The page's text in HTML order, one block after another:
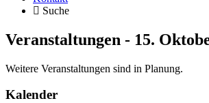
Suche
Veranstaltungen - 15.
Weitere Veranstaltungen sind in Planung.
Kalender